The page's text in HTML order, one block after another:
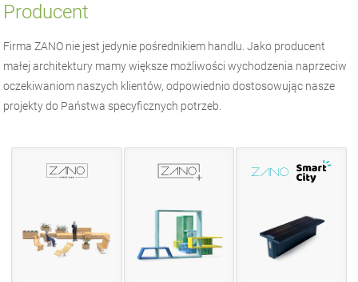
Producent
FirmaZANO nie jest jedynie pośrednikiem handlu. Jako producent
małej architektury mamy większe możliwości wychodzenia naprzeciw
oczekiwaniom naszych klientów, odpowiednio dostosowując nasze
projekty do Państwa specyficznych potrzeb.